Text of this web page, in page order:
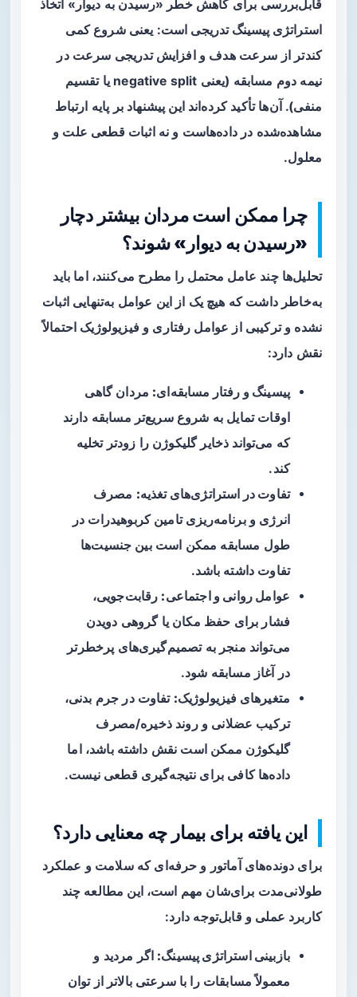
قابل‌بررسی برای کاهش خطر «رسیدن به دیوار» اتخاذ
استراتژی پیسینگ تدریجی است: یعنی شروع کمی
کندتر از سرعت هدف و افزایش تدریجی سرعت در
نیمه دوم مسابقه (یعنی negative split یا تقسیم
منفی). آن‌ها تأکید کرده‌اند این پیشنهاد بر پایه ارتباط
مشاهده‌شده در داده‌هاست و نه اثبات قطعی علت و
معلول.
چرا ممکن است مردان بیشتر دچار
«رسیدن به دیوار» شوند؟
تحلیل‌ها چند عامل محتمل را مطرح می‌کنند، اما باید
به‌خاطر داشت که هیچ یک از این عوامل به‌تنهایی اثبات
نشده و ترکیبی از عوامل رفتاری و فیزیولوژیک احتمالاً
نقش دارد:
پیسینگ و رفتار مسابقه‌ای: مردان گاهی
اوقات تمایل به شروع سریع‌تر مسابقه دارند
که می‌تواند ذخایر گلیکوژن را زودتر تخلیه
کند.
تفاوت در استراتژی‌های تغذیه: مصرف
انرژی و برنامه‌ریزی تامین کربوهیدرات در
طول مسابقه ممکن است بین جنسیت‌ها
تفاوت داشته باشد.
عوامل روانی و اجتماعی: رقابت‌جویی،
فشار برای حفظ مکان یا گروهی دویدن
می‌تواند منجر به تصمیم‌گیری‌های پرخطرتر
در آغاز مسابقه شود.
متغیرهای فیزیولوژیک: تفاوت در جرم بدنی،
ترکیب عضلانی و روند ذخیره/مصرف
گلیکوژن ممکن است نقش داشته باشد، اما
داده‌ها کافی برای نتیجه‌گیری قطعی نیست.
این یافته برای بیمار چه معنایی دارد؟
برای دونده‌های آماتور و حرفه‌ای که سلامت و عملکرد
طولانی‌مدت برای‌شان مهم است، این مطالعه چند
کاربرد عملی و قابل‌توجه دارد:
بازبینی استراتژی پیسینگ: اگر مردید و
معمولاً مسابقات را با سرعتی بالاتر از توان